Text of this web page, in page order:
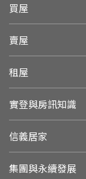
買屋
賣屋
租屋
實登與房訊知識
信義居家
集團與永續發展